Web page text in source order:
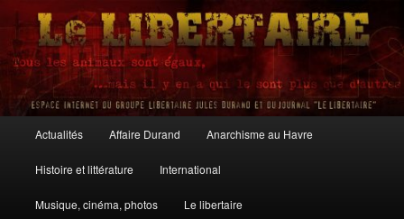
Aller
contenu
principal
Aller
contenu
secondaire
Le Libertaire
principal
Actualités Affaire Durand Anarchisme au Havre
Histoire et littérature International
Musique, cinéma, photos Le libertaire